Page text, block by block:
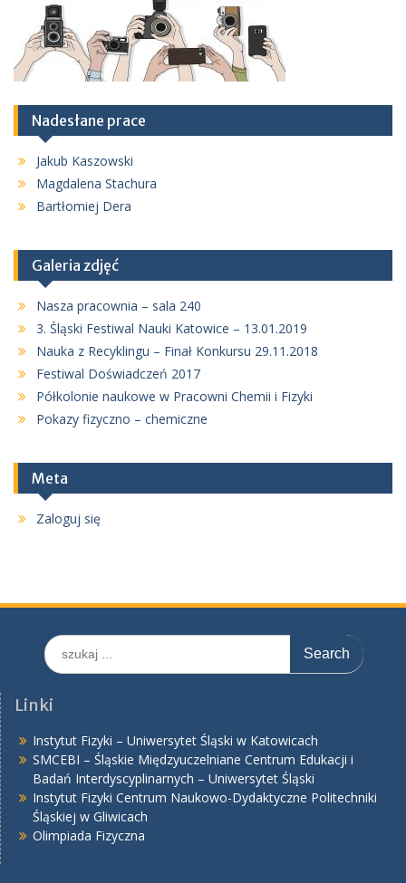
Nadesłane prace
Jakub Kaszowski
Magdalena Stachura
Bartłomiej Dera
Galeria zdjęć
Nasza pracownia – sala 240
3. Śląski Festiwal Nauki Katowice – 13.01.2019
Nauka z Recyklingu – Finał Konkursu 29.11.2018
Festiwal Doświadczeń 2017
Półkolonie naukowe w Pracowni Chemii i Fizyki
Pokazy fizyczno – chemiczne
Meta
Zaloguj się
Search
for:
Linki
Instytut Fizyki – Uniwersytet Śląski w Katowicach
SMCEBI – Śląskie Międzyuczelniane Centrum Edukacji i
Badań Interdyscyplinarnych – Uniwersytet Śląski
Instytut Fizyki Centrum Naukowo-Dydaktyczne Politechniki
Śląskiej w Gliwicach
Olimpiada Fizyczna